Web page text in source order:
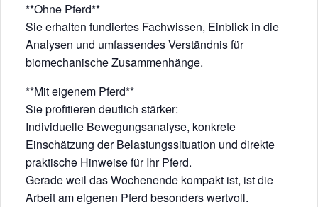
**Ohne Pferd**
Sie erhalten fundiertes Fachwissen, Einblick in die
Analysen und umfassendes Verständnis für
biomechanische Zusammenhänge.
**Mit eigenem Pferd**
Sie profitieren deutlich stärker:
Individuelle Bewegungsanalyse, konkrete
Einschätzung der Belastungssituation und direkte
praktische Hinweise für Ihr Pferd.
Gerade weil das Wochenende kompakt ist, ist die
Arbeit am eigenen Pferd besonders wertvoll.